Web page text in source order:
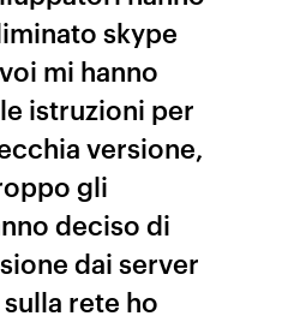
skype
mi hanno
istruzioni per
versione,
gli
deciso di
dai server
rete ho